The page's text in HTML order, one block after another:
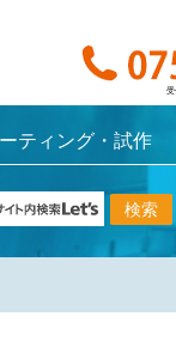
受
ティング・試作
受付時間
ィング・試作